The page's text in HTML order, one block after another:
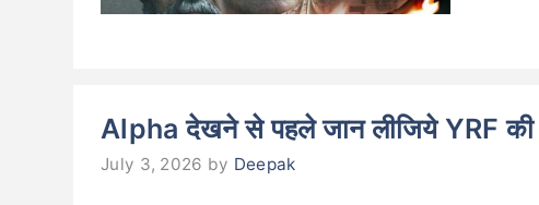
Alpha देखने से पहले जान लीजिये YRF की
July 3, 2026 by Deepak